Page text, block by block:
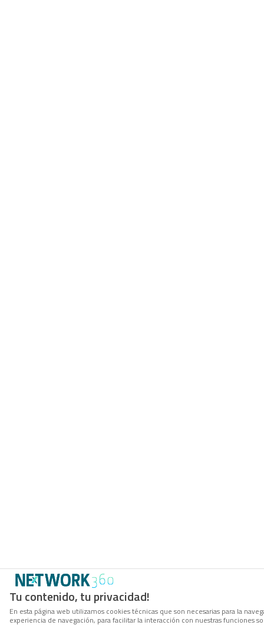
Tu contenido, tu privacidad!
En esta página web utilizamos cookies técnicas que son necesarias para la
experiencia de navegación, para facilitar la interacción con nuestras funciones